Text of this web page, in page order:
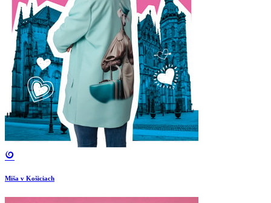
Miša v Košiciach